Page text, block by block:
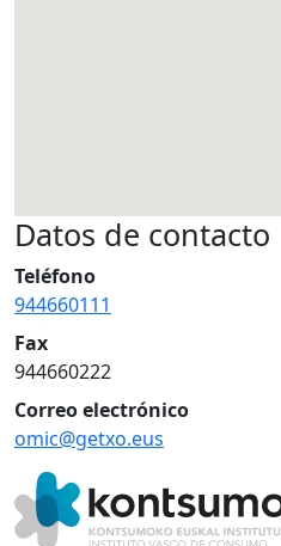
Datos de contacto
Teléfono
944660111
Fax
944660222
Correo electrónico
omic@getxo.eus